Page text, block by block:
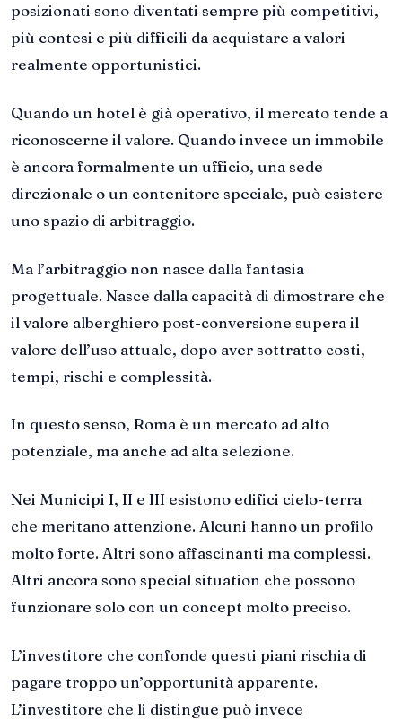
posizionati sono diventati sempre più competitivi,
più contesi e più difficili da acquistare a valori
realmente opportunistici.
Quando un hotel è già operativo, il mercato tende a
riconoscerne il valore. Quando invece un immobile
è ancora formalmente un ufficio, una sede
direzionale o un contenitore speciale, può esistere
uno spazio di arbitraggio.
Ma l’arbitraggio non nasce dalla fantasia
progettuale. Nasce dalla capacità di dimostrare che
il valore alberghiero post-conversione supera il
valore dell’uso attuale, dopo aver sottratto costi,
tempi, rischi e complessità.
In questo senso, Roma è un mercato ad alto
potenziale, ma anche ad alta selezione.
Nei Municipi I, II e III esistono edifici cielo-terra
che meritano attenzione. Alcuni hanno un profilo
molto forte. Altri sono affascinanti ma complessi.
Altri ancora sono special situation che possono
funzionare solo con un concept molto preciso.
L’investitore che confonde questi piani rischia di
pagare troppo un’opportunità apparente.
L’investitore che li distingue può invece